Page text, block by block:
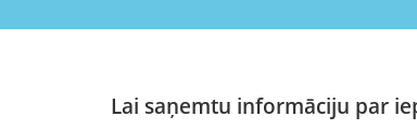
Lai saņemtu informāciju par